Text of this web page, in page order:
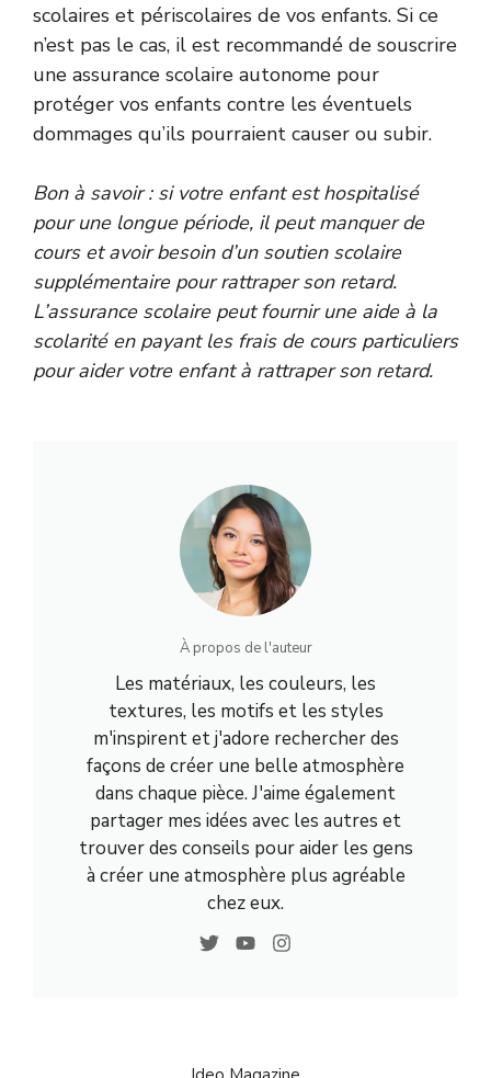
scolaires et périscolaires de vos enfants. Si ce
n’est pas le cas, il est recommandé de souscrire
une assurance scolaire autonome pour
protéger vos enfants contre les éventuels
dommages qu’ils pourraient causer ou subir.
Bon à savoir : si votre enfant est hospitalisé
pour une longue période, il peut manquer de
cours et avoir besoin d’un soutien scolaire
supplémentaire pour rattraper son retard.
L’assurance scolaire peut fournir une aide à la
scolarité en payant les frais de cours particuliers
pour aider votre enfant à rattraper son retard.
À propos de l'auteur
Les matériaux, les couleurs, les
textures, les motifs et les styles
m'inspirent et j'adore rechercher des
façons de créer une belle atmosphère
dans chaque pièce. J'aime également
partager mes idées avec les autres et
trouver des conseils pour aider les gens
à créer une atmosphère plus agréable
chez eux.